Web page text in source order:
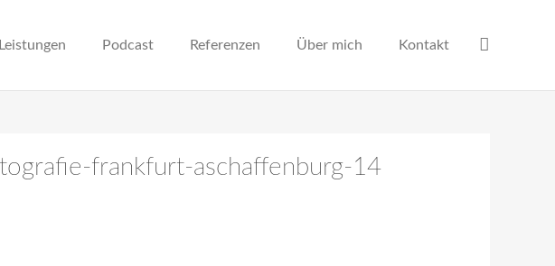
Leistungen Podcast Referenzen Über mich Kontakt
frankfurt-aschaffenburg-14